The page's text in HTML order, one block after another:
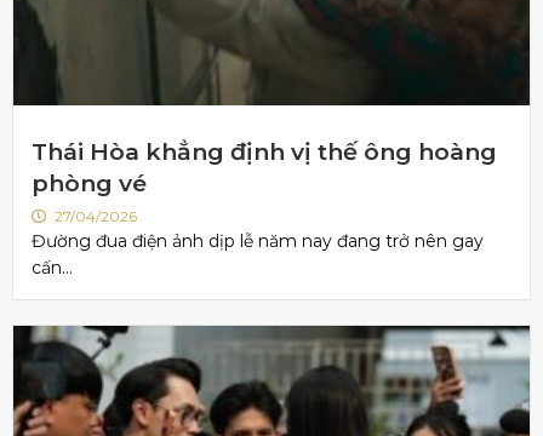
Thái Hòa khẳng định vị thế ông hoàng
phòng vé
27/04/2026
Đường đua điện ảnh dịp lễ năm nay đang trở nên gay
cấn...